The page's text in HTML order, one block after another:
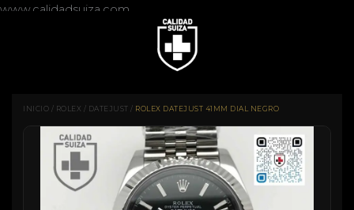
www.calidadsuiza.com
INICIO / ROLEX / DATEJUST / ROLEX DATEJUST 41MM DIAL NEGRO